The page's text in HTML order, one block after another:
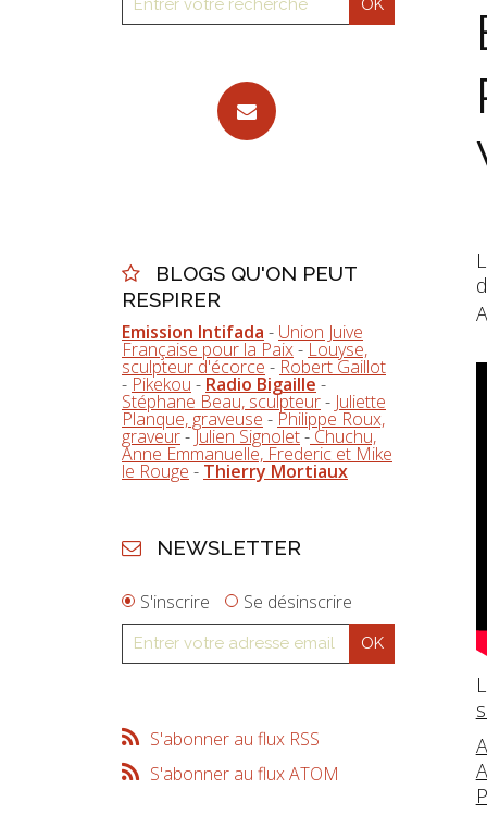
BLOGS QU'ON PEUT
RESPIRER
Emission Intifada - Union Juive
Française pour la Paix- Louyse,
sculpteur d'écorce - Robert Gaillot
- Pikekou - Radio Bigaille -
Stéphane Beau, sculpteur- Juliette
Planque, graveuse - Philippe Roux,
graveur-Julien Signolet- Chuchu,
Anne Emmanuelle, Frederic et Mike
le Rouge - Thierry Mortiaux
NEWSLETTER
S'inscrire Se désinscrire
S'abonner au flux RSS
S'abonner au flux ATOM